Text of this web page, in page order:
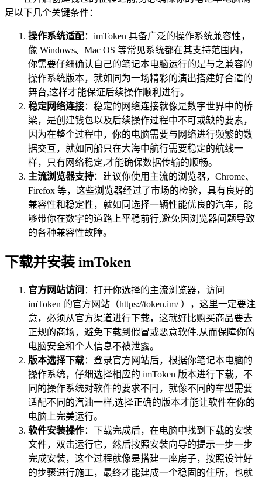
足以下几个关键条件：
操作系统适配：imToken 具备广泛的操作系统兼容性，
像 Windows、Mac OS 等常见系统都在其支持范围内，
你需要仔细确认自己的笔记本电脑运行的是与之兼容的
操作系统版本，就如同为一场精彩的演出搭建好合适的
舞台,这样才能保证后续操作顺利进行。
稳定网络连接：稳定的网络连接就像是数字世界中的桥
梁，是创建钱包以及后续操作过程中不可或缺的要素，
因为在整个过程中，你的电脑需要与网络进行频繁的数
据交互，就如同船只在大海中航行需要稳定的航线一
样，只有网络稳定,才能确保数据传输的顺畅。
主流浏览器支持：建议你使用主流的浏览器，Chrome、
Firefox 等，这些浏览器经过了市场的检验，具有良好的
兼容性和稳定性，就如同选择一辆性能优良的汽车，能
够带你在数字的道路上平稳前行,避免因浏览器问题导致
的各种兼容性故障。
下载并安装 imToken
官方网站访问 ：打开你选择的主流浏览器，访问
imToken 的官方网站（https://token.im/ ），这里一定要注
意，必须从官方渠道进行下载，这就好比购买商品要去
正规的商场，避免下载到假冒或恶意软件,从而保障你的
电脑安全和个人信息不被泄露。
版本选择下载：登录官方网站后，根据你笔记本电脑的
操作系统，仔细选择相应的 imToken 版本进行下载，不
同的操作系统对软件的要求不同，就像不同的车型需要
适配不同的汽油一样,选择正确的版本才能让软件在你的
电脑上完美运行。
软件安装操作：下载完成后，在电脑中找到下载的安装
文件，双击运行它，然后按照安装向导的提示一步一步
完成安装，这个过程就像是搭建一座房子，按照设计好
的步骤进行施工，最终才能建成一个稳固的住所，也就